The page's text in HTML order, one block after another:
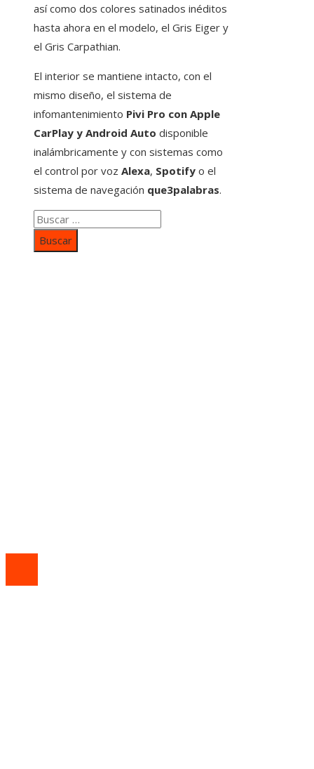
así como dos colores satinados inéditos
hasta ahora en el modelo, el Gris Eiger y
el Gris Carpathian.
El interior se mantiene intacto, con el
mismo diseño, el sistema de
infomantenimiento Pivi Pro con Apple
CarPlay y Android Auto disponible
inalámbricamente y con sistemas como
el control por voz Alexa, Spotify o el
sistema de navegación que3palabras.
Buscar: